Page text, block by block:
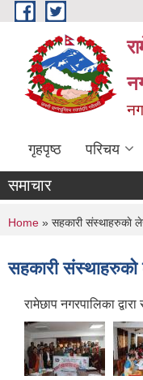
Skip to main content
गृहपृष्ठ परिचय
समाचार
You are here
Home » सहकारी संस्थाहरुकाे
सहकारी
रामेछाप नगरपालिका